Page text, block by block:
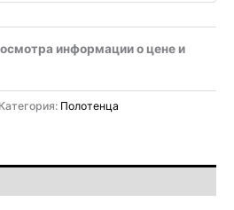
информации о цене и
Категория: Полотенца